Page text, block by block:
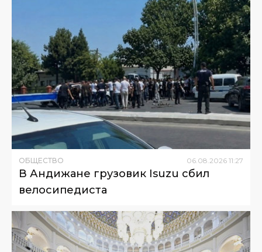
ОБЩЕСТВО 06.08.2026 11:27
В Андижане грузовик Isuzu сбил
велосипедиста